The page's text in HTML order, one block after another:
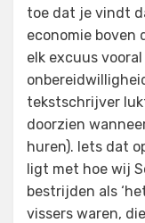
toe dat je vindt
economie boven
elk excuus
tekstschrijver
doorzien
huren). Iets dat
ligt met hoe wij
bestrijden als
vissers waren,